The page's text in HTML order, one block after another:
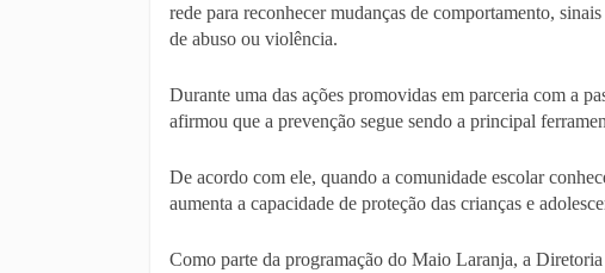
rede para reconhecer mudanças de comportamento,
de abuso ou violência.
Durante uma das ações promovidas em parceria com a
afirmou que a prevenção segue sendo a principal
De acordo com ele, quando a comunidade escolar
aumenta a capacidade de proteção das crianças e
Como parte da programação do Maio Laranja, a